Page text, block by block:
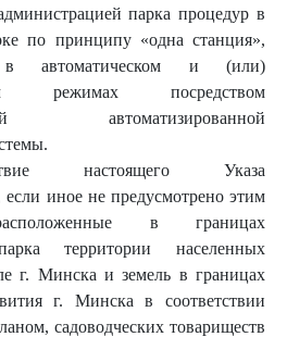
парка процедур в
по принципу «одна станция»,
и (или)
режимах посредством
автоматизированной
настоящего Указа
если иное не предусмотрено этим
в границах
территории населенных
г. Минска и земель в границах
г. Минска в соответствии
садоводческих товариществ